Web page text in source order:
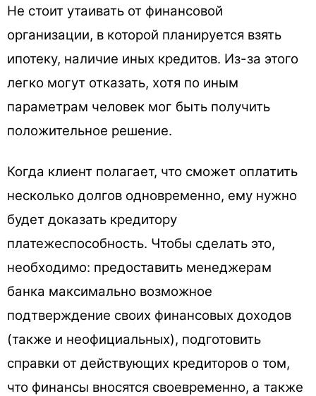
Не стоит утаивать от финансовой
организации, в которой планируется взять
ипотеку, наличие иных кредитов. Из-за этого
легко могут отказать, хотя по иным
параметрам человек мог быть получить
положительное решение.
Когда клиент полагает, что сможет оплатить
несколько долгов одновременно, ему нужно
будет доказать кредитору
платежеспособность. Чтобы сделать это,
необходимо: предоставить менеджерам
банка максимально возможное
подтверждение своих финансовых доходов
(также и неофициальных), подготовить
справки от действующих кредиторов о том,
что финансы вносятся своевременно, а также